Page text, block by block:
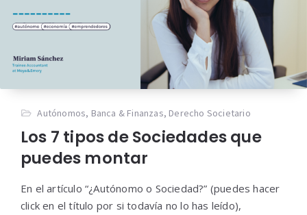
Autónomos, Banca & Finanzas, Derecho Societario
Los 7 tipos de Sociedades que
puedes montar
En el artículo “¿Autónomo o Sociedad?” (puedes hacer
click en el título por si todavía no lo has leído),